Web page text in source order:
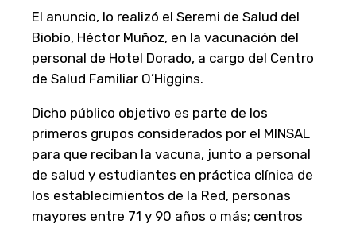
El anuncio, lo realizó el Seremi de Salud del
Biobío, Héctor Muñoz, en la vacunación del
personal de Hotel Dorado, a cargo del Centro
de Salud Familiar O’Higgins.
Dicho público objetivo es parte de los
primeros grupos considerados por el MINSAL
para que reciban la vacuna, junto a personal
de salud y estudiantes en práctica clínica de
los establecimientos de la Red, personas
mayores entre 71 y 90 años o más; centros